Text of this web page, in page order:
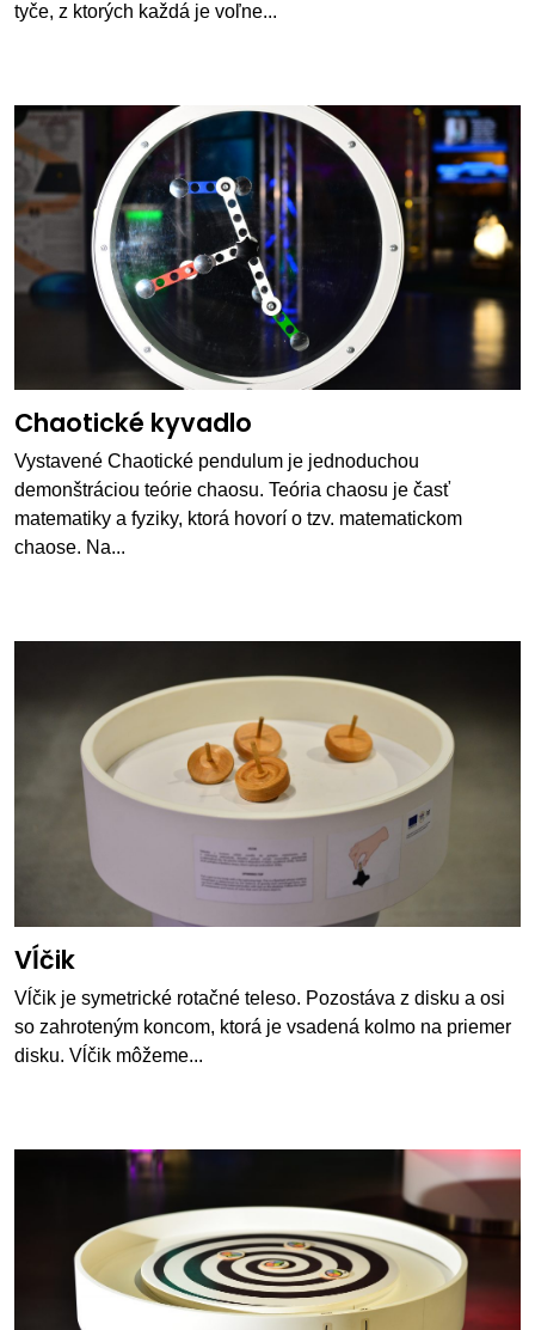
tyče, z ktorých každá je voľne...
Chaotické kyvadlo
Vystavené Chaotické pendulum je jednoduchou
demonštráciou teórie chaosu. Teória chaosu je časť
matematiky a fyziky, ktorá hovorí o tzv. matematickom
chaose. Na...
Vĺčik
Vĺčik je symetrické rotačné teleso. Pozostáva z disku a osi
so zahroteným koncom, ktorá je vsadená kolmo na priemer
disku. Vĺčik môžeme...